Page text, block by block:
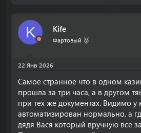
K Kife
Фартовый 🥈
22 Янв 2026
Самое странное что в одном
прошла за три часа, а в другом
при тех же документах. Видимо у
автоматизирован нормально, а
дядя Вася который вручную все